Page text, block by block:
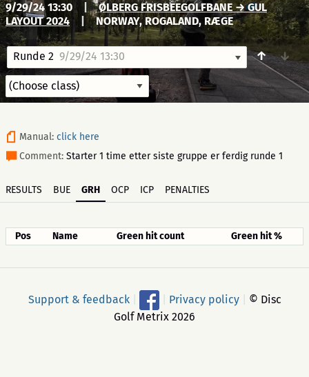
9/29/24 13:30
ØLBERG FRISBEEGOLFBANE → GUL
LAYOUT 2024
NORWAY, ROGALAND, RÆGE
Runde 2 9/29/24 13:30 ↑ ↓
Manual: click here
Comment: Starter 1 time etter siste gruppe er ferdig runde 1
RESULTS BUE GRH OCP ICP PENALTIES
Pos Name Green hit count Green hit %
Support & feedback Privacy policy
© Disc
Golf Metrix 2026